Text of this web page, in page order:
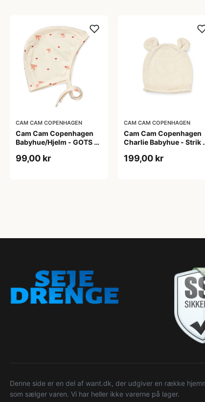
CAM CAM COPENHAGEN
Cam Cam Copenhagen
Babyhue/Hjelm - GOTS -
99,00 kr
CAM CAM COPENHAGEN
Cam Cam Copenhagen
Charlie Babyhue - Strik
199,00 kr
Denne side er en del af want.dk, der udgiver en række
som sælger varen. Vi har heller ikke varerne på lager.